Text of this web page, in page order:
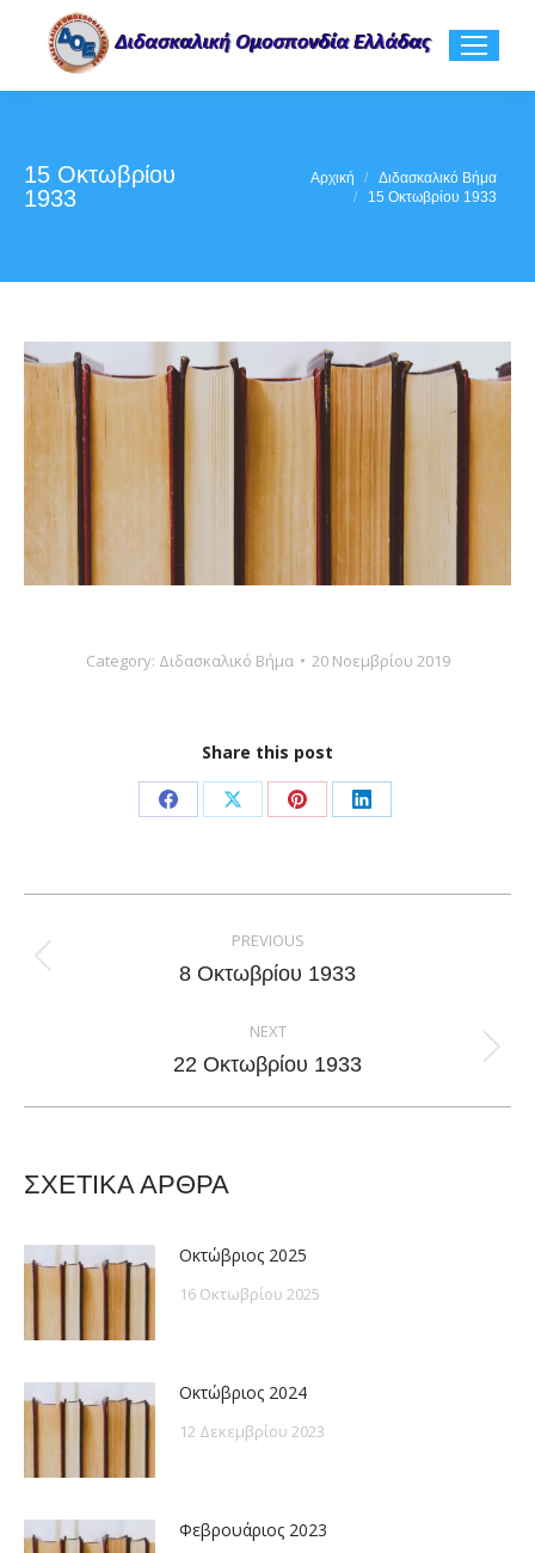
15 Οκτωβρίου
1933
Αρχική
Διδασκαλικό Βήμα
15 Οκτωβρίου 1933
Category: Διδασκαλικό Βήμα 20 Νοεμβρίου 2019
Share this post
Share
Facebook
Share
X
Share
Pinterest
Share
LinkedIn
navigation
PREVIOUS
Previous
8 Οκτωβρίου 1933
NEXT
Next
22 Οκτωβρίου 1933
ΣΧΕΤΙΚΑ ΑΡΘΡΑ
Οκτώβριος 2025
16 Οκτωβρίου 2025
Οκτώβριος 2024
12 Δεκεμβρίου 2023
Φεβρουάριος 2023